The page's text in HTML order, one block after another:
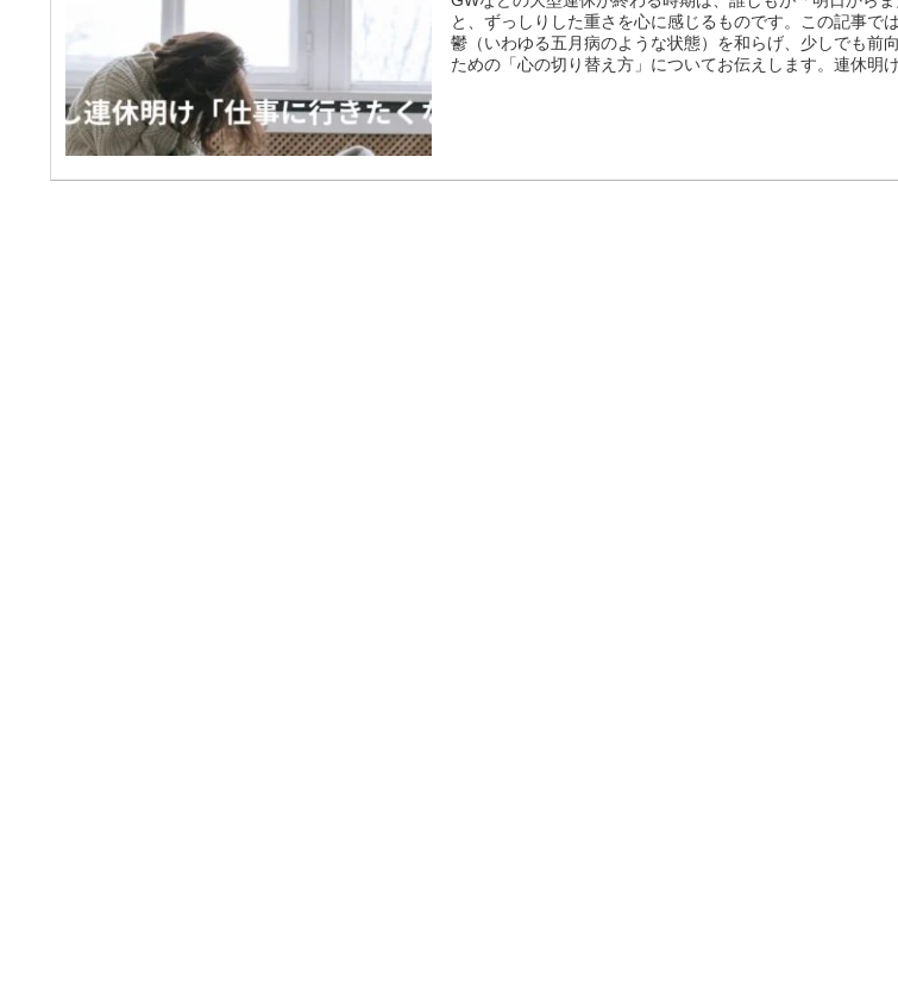
と、ずっしりした重さを心に感じるものです。この記事で
鬱（いわゆる五月病のような状態）を和らげ、少しでも前
ための「心の切り替え方」についてお伝えします。連休明
とのギャップに戸惑うのはごく自然な反応です。無理に「